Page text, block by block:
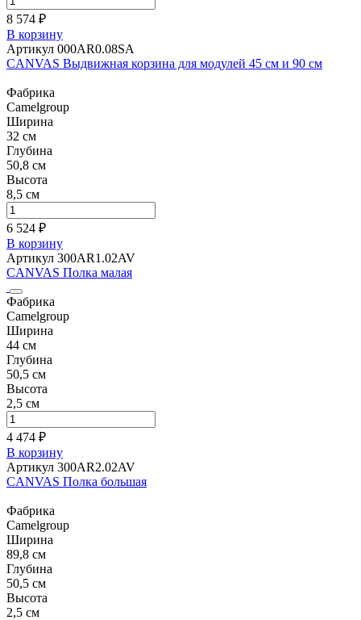
8 574 ₽
В корзину
Артикул 000AR0.08SA
CANVAS Выдвижная корзина для модулей 45 см и 90 см
Фабрика
Camelgroup
Ширина
32 см
Глубина
50,8 см
Высота
8,5 см
6 524 ₽
В корзину
Артикул 300AR1.02AV
CANVAS Полка малая
Фабрика
Camelgroup
Ширина
44 см
Глубина
50,5 см
Высота
2,5 см
4 474 ₽
В корзину
Артикул 300AR2.02AV
CANVAS Полка большая
Фабрика
Camelgroup
Ширина
89,8 см
Глубина
50,5 см
Высота
2,5 см